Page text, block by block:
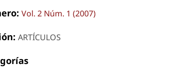
Vol. 2 Núm. 1 (2007)
ARTÍCULOS